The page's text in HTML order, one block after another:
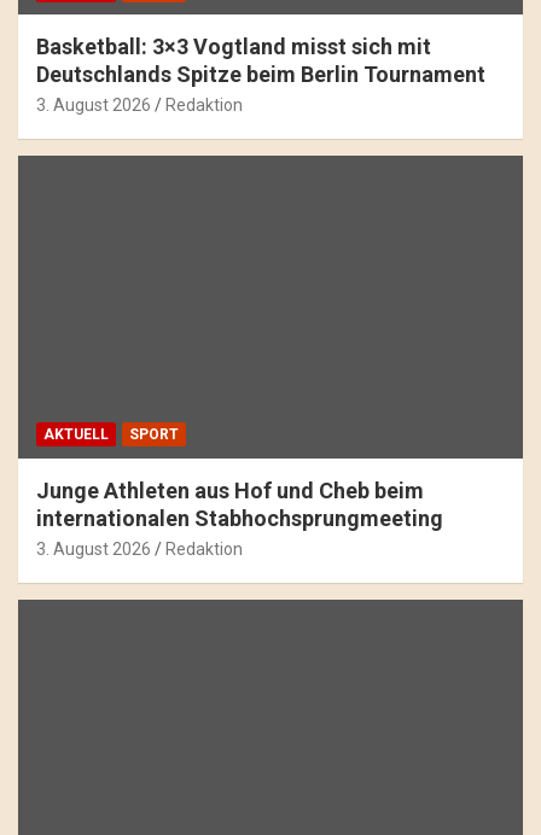
Basketball: 3×3 Vogtland misst sich mit
Deutschlands Spitze beim Berlin Tournament
3. August 2026 Redaktion
AKTUELL SPORT
Junge Athleten aus Hof und Cheb beim
internationalen Stabhochsprungmeeting
3. August 2026 Redaktion